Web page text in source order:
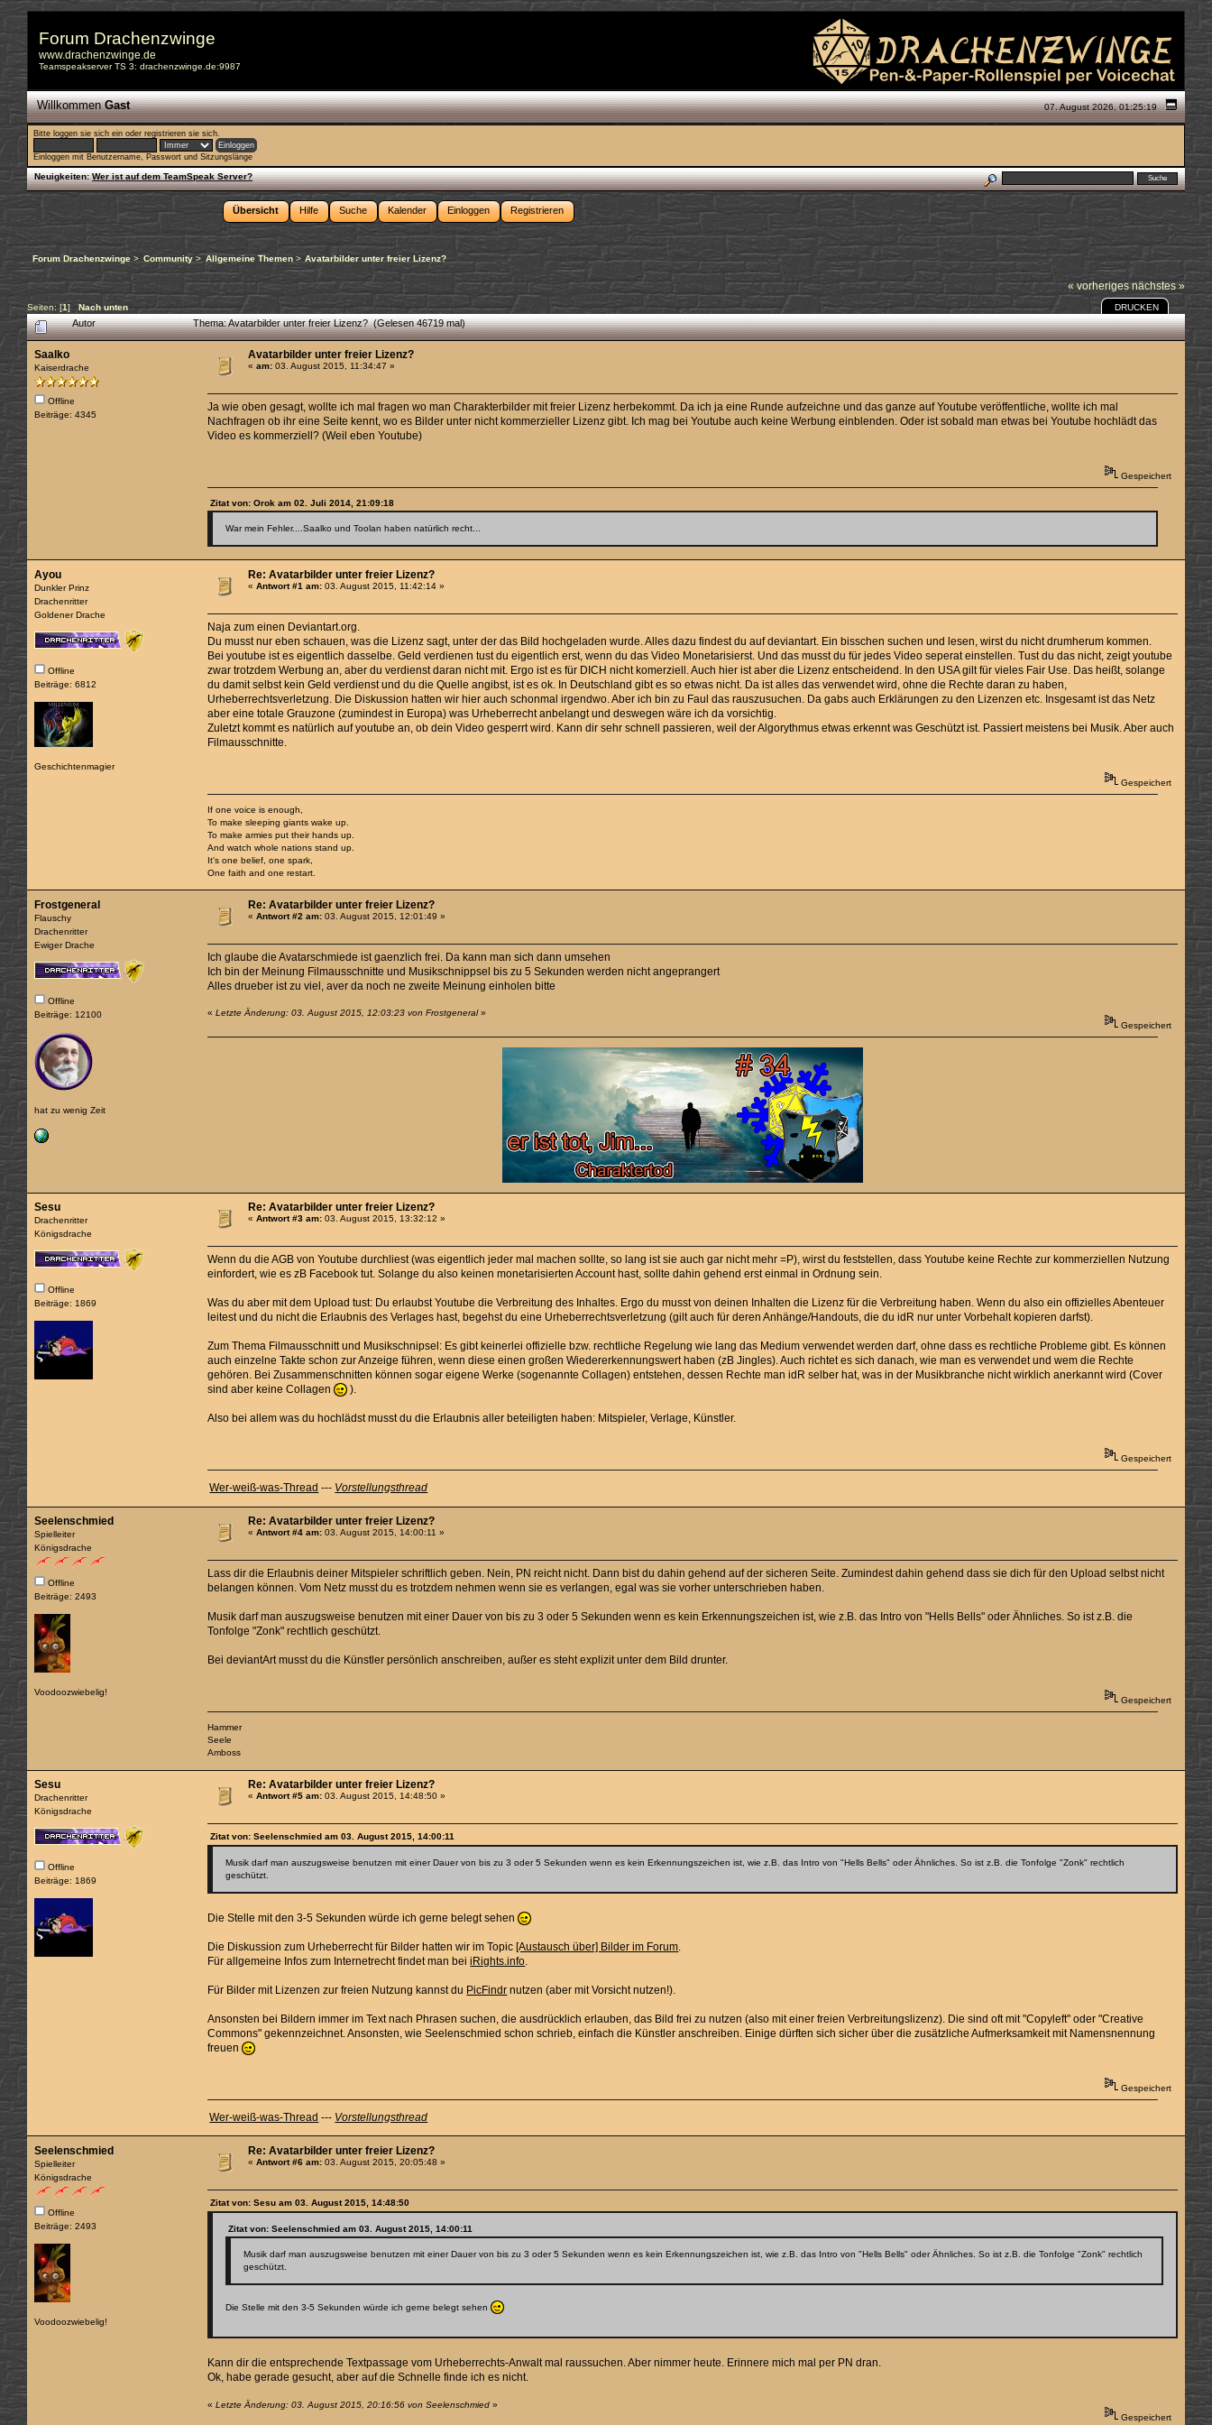
Forum Drachenzwinge
www.drachenzwinge.de
Teamspeakserver TS 3: drachenzwinge.de:9987
07. August 2026, 01:25:19
WillkommenGast
Bitte loggen sie sich ein oderregistrieren sie sich.
Einloggen mit Benutzername, Passwort und Sitzungslänge
Neuigkeiten: Wer ist auf dem TeamSpeak Server?
Übersicht Hilfe Suche Kalender Einloggen Registrieren
Forum Drachenzwinge > Community> Allgemeine Themen> Avatarbilder unter freier Lizenz?
« vorheriges nächstes »
Seiten: [1] Nach unten DRUCKEN
Autor Thema: Avatarbilder unter freier Lizenz? (Gelesen 46719 mal)
Saalko
Kaiserdrache
Offline
Beiträge: 4345
Avatarbilder unter freier Lizenz?
«am: 03. August 2015, 11:34:47 »
Ja wie oben gesagt, wollte ich mal fragen wo man Charakterbilder mit freier Lizenz herbekommt. Da ich ja eine Runde aufzeichne und das ganze auf Youtube veröffentliche, wollte ich mal
Nachfragen ob ihr eine Seite kennt, wo es Bilder unter nicht kommerzieller Lizenz gibt. Ich mag bei Youtube auch keine Werbung einblenden. Oder ist sobald man etwas bei Youtube hochlädt das
Video es kommerziell? (Weil eben Youtube)
Gespeichert
Zitat von: Orok am 02. Juli 2014, 21:09:18
War mein Fehler....Saalko und Toolan haben natürlich recht...
Ayou
Dunkler Prinz
Drachenritter
Goldener Drache
Offline
Beiträge: 6812
Geschichtenmagier
Re: Avatarbilder unter freier Lizenz?
«Antwort #1 am: 03. August 2015, 11:42:14 »
Naja zum einen Deviantart.org.
Du musst nur eben schauen, was die Lizenz sagt, unter der das Bild hochgeladen wurde. Alles dazu findest du auf deviantart. Ein bisschen suchen und lesen, wirst du nicht drumherum kommen.
Bei youtube ist es eigentlich dasselbe. Geld verdienen tust du eigentlich erst, wenn du das Video Monetarisierst. Und das musst du für jedes Video seperat einstellen. Tust du das nicht, zeigt youtube
zwar trotzdem Werbung an, aber du verdienst daran nicht mit. Ergo ist es für DICH nicht komerziell. Auch hier ist aber die Lizenz entscheidend. In den USA gilt für vieles Fair Use. Das heißt, solange
du damit selbst kein Geld verdienst und du die Quelle angibst, ist es ok. In Deutschland gibt es so etwas nicht. Da ist alles das verwendet wird, ohne die Rechte daran zu haben,
Urheberrechtsverletzung. Die Diskussion hatten wir hier auch schonmal irgendwo. Aber ich bin zu Faul das rauszusuchen. Da gabs auch Erklärungen zu den Lizenzen etc. Insgesamt ist das Netz
aber eine totale Grauzone (zumindest in Europa) was Urheberrecht anbelangt und deswegen wäre ich da vorsichtig.
Zuletzt kommt es natürlich auf youtube an, ob dein Video gesperrt wird. Kann dir sehr schnell passieren, weil der Algorythmus etwas erkennt was Geschützt ist. Passiert meistens bei Musik. Aber auch
Filmausschnitte.
Gespeichert
If one voice is enough,
To make sleeping giants wake up.
To make armies put their hands up.
And watch whole nations stand up.
It's one belief, one spark,
One faith and one restart.
Frostgeneral
Flauschy
Drachenritter
Ewiger Drache
Offline
Beiträge: 12100
hat zu wenig Zeit
Re: Avatarbilder unter freier Lizenz?
«Antwort #2 am: 03. August 2015, 12:01:49 »
Ich glaube die Avatarschmiede ist gaenzlich frei. Da kann man sich dann umsehen
Ich bin der Meinung Filmausschnitte und Musikschnippsel bis zu 5 Sekunden werden nicht angeprangert
Alles drueber ist zu viel, aver da noch ne zweite Meinung einholen bitte
«Letzte Änderung: 03. August 2015, 12:03:23 von Frostgeneral»
Gespeichert
Sesu
Drachenritter
Königsdrache
Offline
Beiträge: 1869
Re: Avatarbilder unter freier Lizenz?
«Antwort #3 am: 03. August 2015, 13:32:12 »
Wenn du die AGB von Youtube durchliest (was eigentlich jeder mal machen sollte, so lang ist sie auch gar nicht mehr =P), wirst du feststellen, dass Youtube keine Rechte zur kommerziellen Nutzung
einfordert, wie es zB Facebook tut. Solange du also keinen monetarisierten Account hast, sollte dahin gehend erst einmal in Ordnung sein.
Was du aber mit dem Upload tust: Du erlaubst Youtube die Verbreitung des Inhaltes. Ergo du musst von deinen Inhalten die Lizenz für die Verbreitung haben. Wenn du also ein offizielles Abenteuer
leitest und du nicht die Erlaubnis des Verlages hast, begehst du eine Urheberrechtsverletzung (gilt auch für deren Anhänge/Handouts, die du idR nur unter Vorbehalt kopieren darfst).
Zum Thema Filmausschnitt und Musikschnipsel: Es gibt keinerlei offizielle bzw. rechtliche Regelung wie lang das Medium verwendet werden darf, ohne dass es rechtliche Probleme gibt. Es können
auch einzelne Takte schon zur Anzeige führen, wenn diese einen großen Wiedererkennungswert haben (zB Jingles). Auch richtet es sich danach, wie man es verwendet und wem die Rechte
gehören. Bei Zusammenschnitten können sogar eigene Werke (sogenannte Collagen) entstehen, dessen Rechte man idR selber hat, was in der Musikbranche nicht wirklich anerkannt wird (Cover
sind aber keine Collagen
).
Also bei allem was du hochlädst musst du die Erlaubnis aller beteiligten haben: Mitspieler, Verlage, Künstler.
Gespeichert
Wer-weiß-was-Thread --- Vorstellungsthread
Seelenschmied
Spielleiter
Königsdrache
Offline
Beiträge: 2493
Voodoozwiebelig!
Re: Avatarbilder unter freier Lizenz?
«Antwort #4 am: 03. August 2015, 14:00:11 »
Lass dir die Erlaubnis deiner Mitspieler schriftlich geben. Nein, PN reicht nicht. Dann bist du dahin gehend auf der sicheren Seite. Zumindest dahin gehend dass sie dich für den Upload selbst nicht
belangen können. Vom Netz musst du es trotzdem nehmen wenn sie es verlangen, egal was sie vorher unterschrieben haben.
Musik darf man auszugsweise benutzen mit einer Dauer von bis zu 3 oder 5 Sekunden wenn es kein Erkennungszeichen ist, wie z.B. das Intro von "Hells Bells" oder Ähnliches. So ist z.B. die
Tonfolge "Zonk" rechtlich geschützt.
Bei deviantArt musst du die Künstler persönlich anschreiben, außer es steht explizit unter dem Bild drunter.
Gespeichert
Hammer
Seele
Amboss
Sesu
Drachenritter
Königsdrache
Offline
Beiträge: 1869
Re: Avatarbilder unter freier Lizenz?
«Antwort #5 am: 03. August 2015, 14:48:50 »
Zitat von: Seelenschmied am 03. August 2015, 14:00:11
Musik darf man auszugsweise benutzen mit einer Dauer von bis zu 3 oder 5 Sekunden wenn es kein Erkennungszeichen ist, wie z.B. das Intro von "Hells Bells" oder Ähnliches. So ist z.B. die Tonfolge "Zonk" rechtlich
geschützt.
Die Stelle mit den 3-5 Sekunden würde ich gerne belegt sehen
Die Diskussion zum Urheberrecht für Bilder hatten wir im Topic [Austausch über] Bilder im Forum.
Für allgemeine Infos zum Internetrecht findet man beiiRights.info.
Für Bilder mit Lizenzen zur freien Nutzung kannst du PicFindr nutzen (aber mit Vorsicht nutzen!).
Ansonsten bei Bildern immer im Text nach Phrasen suchen, die ausdrücklich erlauben, das Bild frei zu nutzen (also mit einer freien Verbreitungslizenz). Die sind oft mit "Copyleft" oder "Creative
Commons" gekennzeichnet. Ansonsten, wie Seelenschmied schon schrieb, einfach die Künstler anschreiben. Einige dürften sich sicher über die zusätzliche Aufmerksamkeit mit Namensnennung
freuen
Gespeichert
Wer-weiß-was-Thread --- Vorstellungsthread
Seelenschmied
Spielleiter
Königsdrache
Offline
Beiträge: 2493
Voodoozwiebelig!
Re: Avatarbilder unter freier Lizenz?
«Antwort #6 am: 03. August 2015, 20:05:48 »
Zitat von: Sesu am 03. August 2015, 14:48:50
Zitat von: Seelenschmied am 03. August 2015, 14:00:11
Musik darf man auszugsweise benutzen mit einer Dauer von bis zu 3 oder 5 Sekunden wenn es kein Erkennungszeichen ist, wie z.B. das Intro von "Hells Bells" oder Ähnliches. So ist z.B. die Tonfolge "Zonk" rechtlich
geschützt.
Die Stelle mit den 3-5 Sekunden würde ich gerne belegt sehen
Kann dir die entsprechende Textpassage vom Urheberrechts-Anwalt mal raussuchen. Aber nimmer heute. Erinnere mich mal per PN dran.
Ok, habe gerade gesucht, aber auf die Schnelle finde ich es nicht.
«Letzte Änderung: 03. August 2015, 20:16:56 von Seelenschmied »
Gespeichert